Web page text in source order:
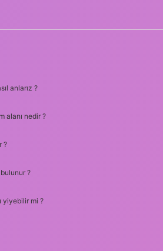
anlarız ?
alanı nedir ?
?
bulunur ?
yiyebilir mi ?